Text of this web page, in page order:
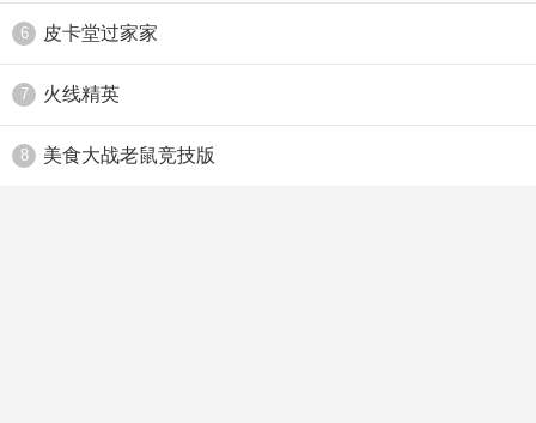
6 皮卡堂过家家
7 火线精英
8 美食大战老鼠竞技版